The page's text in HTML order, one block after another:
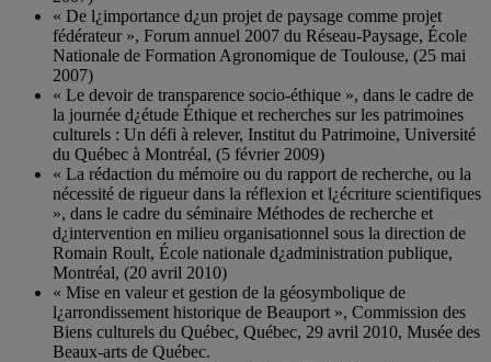
« De l¿importance d¿un projet de paysage comme projet
fédérateur », Forum annuel 2007 du Réseau-Paysage, École
Nationale de Formation Agronomique de Toulouse, (25 mai
2007)
« Le devoir de transparence socio-éthique », dans le cadre de
la journée d¿étude Éthique et recherches sur les patrimoines
culturels : Un défi à relever, Institut du Patrimoine, Université
du Québec à Montréal, (5 février 2009)
« La rédaction du mémoire ou du rapport de recherche, ou la
nécessité de rigueur dans la réflexion et l¿écriture scientifiques
», dans le cadre du séminaire Méthodes de recherche et
d¿intervention en milieu organisationnel sous la direction de
Romain Roult, École nationale d¿administration publique,
Montréal, (20 avril 2010)
« Mise en valeur et gestion de la géosymbolique de
l¿arrondissement historique de Beauport », Commission des
Biens culturels du Québec, Québec, 29 avril 2010, Musée des
Beaux-arts de Québec.